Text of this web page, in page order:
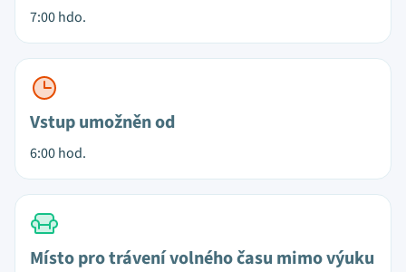
7:00 hdo.
Vstup umožněn od
6:00 hod.
Místo pro trávení volného času mimo výuku